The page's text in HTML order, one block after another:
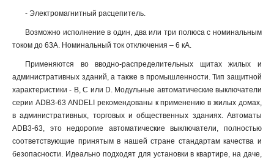
- Электромагнитный расцепитель.
Возможно исполнение в один, два или три полюса с номинальным
током до 63А. Номинальный ток отключения – 6 кА.
Применяются во вводно-распределительных щитах жилых и
административных зданий, а также в промышленности. Тип защитной
характеристики - B, C или D. Модульные автоматические выключатели
серии ADB3-63 ANDELI рекомендованы к применению в жилых домах,
в административных, торговых и общественных зданиях. Автоматы
ADB3-63, это недорогие автоматические выключатели, полностью
соответствующие принятым в нашей стране стандартам качества и
безопасности. Идеально подходят для установки в квартире, на даче,